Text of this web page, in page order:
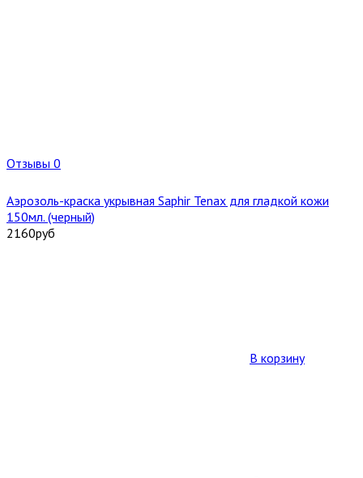
Отзывы 0
Аэрозоль-краска укрывная Saphir Tenax для гладкой кожи
150мл. (черный)
2160руб
В корзину